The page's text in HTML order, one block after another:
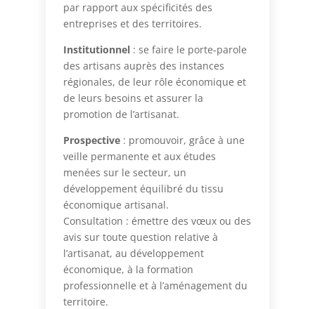
par rapport aux spécificités des
entreprises et des territoires.
Institutionnel: se faire le porte-parole
des artisans auprès des instances
régionales, de leur rôle économique et
de leurs besoins et assurer la
promotion de l’artisanat.
Prospective: promouvoir, grâce à une
veille permanente et aux études
menées sur le secteur, un
développement équilibré du tissu
économique artisanal.
Consultation : émettre des vœux ou des
avis sur toute question relative à
l’artisanat, au développement
économique, à la formation
professionnelle et à l’aménagement du
territoire.